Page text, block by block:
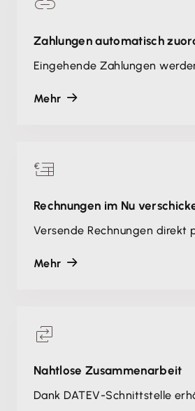
Zahlungen automatisch
Eingehende Zahlungen
Mehr
Rechnungen im Nu
Versende Rechnungen direkt
Mehr
Nahtlose Zusammenarbeit
Dank DATEV-Schnittstelle